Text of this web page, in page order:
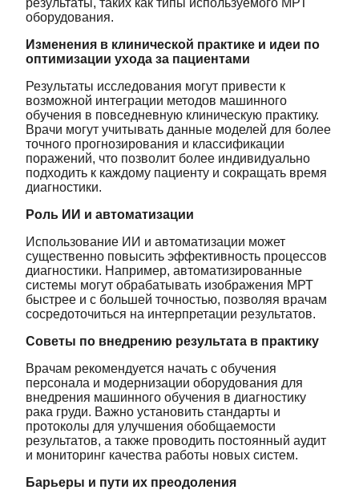
результаты, таких как типы используемого МРТ
оборудования.
Изменения в клинической практике и идеи по
оптимизации ухода за пациентами
Результаты исследования могут привести к
возможной интеграции методов машинного
обучения в повседневную клиническую практику.
Врачи могут учитывать данные моделей для более
точного прогнозирования и классификации
поражений, что позволит более индивидуально
подходить к каждому пациенту и сокращать время
диагностики.
Роль ИИ и автоматизации
Использование ИИ и автоматизации может
существенно повысить эффективность процессов
диагностики. Например, автоматизированные
системы могут обрабатывать изображения МРТ
быстрее и с большей точностью, позволяя врачам
сосредоточиться на интерпретации результатов.
Советы по внедрению результата в практику
Врачам рекомендуется начать с обучения
персонала и модернизации оборудования для
внедрения машинного обучения в диагностику
рака груди. Важно установить стандарты и
протоколы для улучшения обобщаемости
результатов, а также проводить постоянный аудит
и мониторинг качества работы новых систем.
Барьеры и пути их преодоления